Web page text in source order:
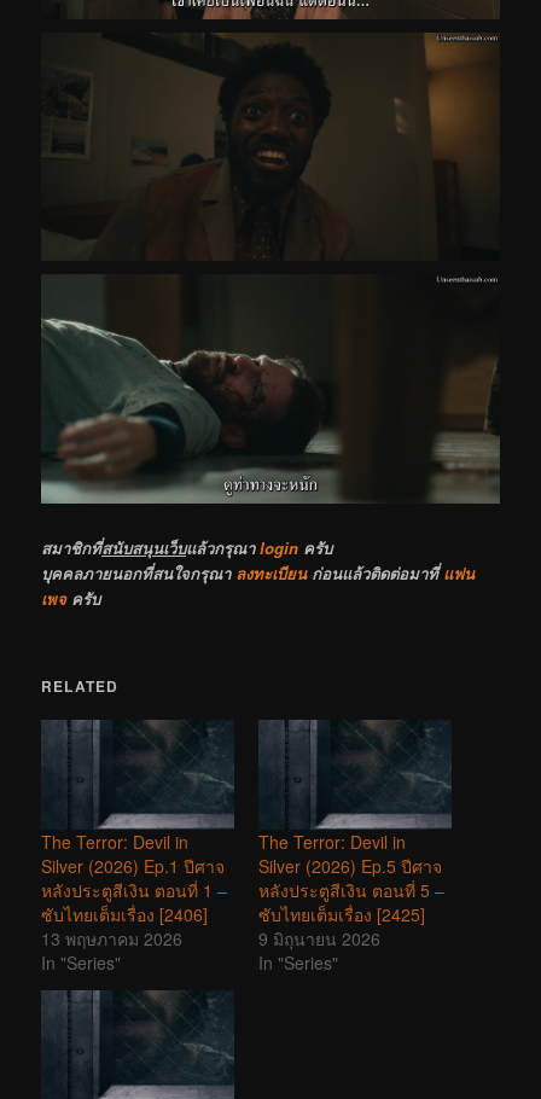
สมาชิกที่สนับสนุนเว็บแล้วกรุณาlogin ครับ
บุคคลภายนอกที่สนใจกรุณา ลงทะเบียนก่อนแล้วติดต่อมาที่แฟน
เพจครับ
RELATED
The Terror: Devil in
Silver (2026) Ep.1 ปีศาจ
หลังประตูสีเงิน ตอนที่ 1 –
ซับไทยเต็มเรื่อง [2406]
13 พฤษภาคม 2026
In "Series"
The Terror: Devil in
Silver (2026) Ep.5 ปีศาจ
หลังประตูสีเงิน ตอนที่ 5 –
ซับไทยเต็มเรื่อง [2425]
9 มิถุนายน 2026
In "Series"